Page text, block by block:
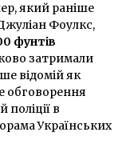
який раніше
Фоулкс,
фунтів
затримали
відомій як
обговорення
поліції в
Українських